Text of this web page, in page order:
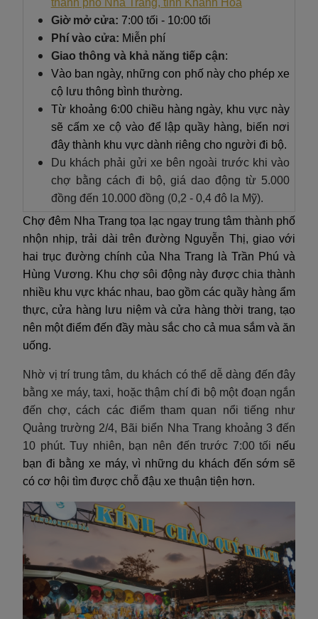
thành phố Nha Trang, tỉnh Khánh Hòa
Giờ mở cửa: 7:00 tối - 10:00 tối
Phí vào cửa: Miễn phí
Giao thông và khả năng tiếp cận:
Vào ban ngày, những con phố này cho phép xe
cộ lưu thông bình thường.
Từ khoảng 6:00 chiều hàng ngày, khu vực này
sẽ cấm xe cộ vào để lập quầy hàng, biến nơi
đây thành khu vực dành riêng cho người đi bộ.
Du khách phải gửi xe bên ngoài trước khi vào
chợ bằng cách đi bộ, giá dao động từ 5.000
đồng đến 10.000 đồng (0,2 - 0,4 đô la Mỹ).
Chợ đêm Nha Trang tọa lạc ngay trung tâm thành phố
nhộn nhịp, trải dài trên đường Nguyễn Thị, giao với
hai trục đường chính của Nha Trang là Trần Phú và
Hùng Vương. Khu chợ sôi động này được chia thành
nhiều khu vực khác nhau, bao gồm các quầy hàng ẩm
thực, cửa hàng lưu niệm và cửa hàng thời trang, tạo
nên một điểm đến đầy màu sắc cho cả mua sắm và ăn
uống.
Nhờ vị trí trung tâm, du khách có thể dễ dàng đến đây
bằng xe máy, taxi, hoặc thậm chí đi bộ một đoạn ngắn
đến chợ, cách các điểm tham quan nổi tiếng như
Quảng trường 2/4, Bãi biển Nha Trang khoảng 3 đến
10 phút. Tuy nhiên, bạn nên đến trước 7:00 tối nếu
bạn đi bằng xe máy, vì những du khách đến sớm sẽ
có cơ hội tìm được chỗ đậu xe thuận tiện hơn.